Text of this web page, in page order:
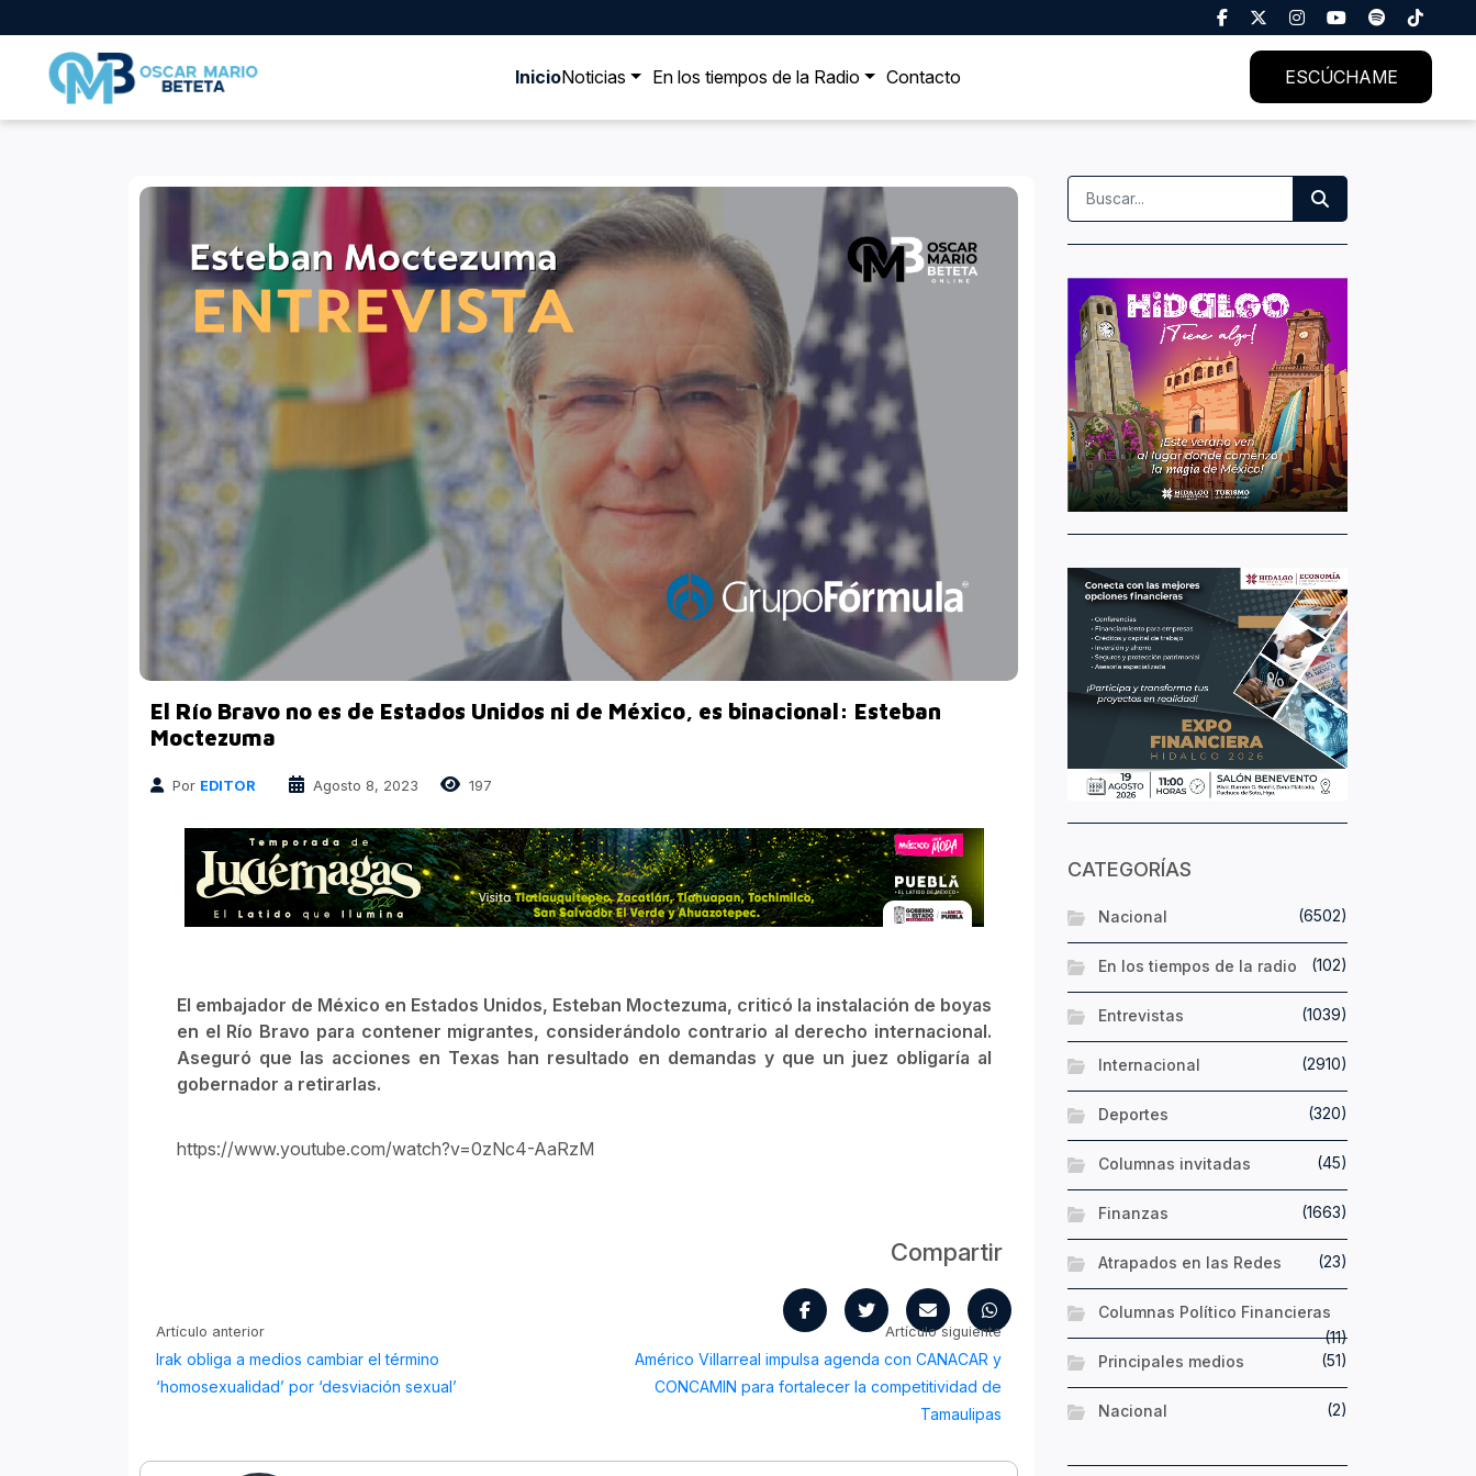
InicioNoticias En los tiempos de la Radio Contacto ESCÚCHAME
El Río Bravo no es de Estados Unidos ni de México, es binacional: Esteban
Moctezuma
Por EDITOR Agosto 8, 2023 197
El embajador de México en Estados Unidos, Esteban Moctezuma, criticó la instalación de boyas
en el Río Bravo para contener migrantes, considerándolo contrario al derecho internacional.
Aseguró que las acciones en Texas han resultado en demandas y que un juez obligaría al
gobernador a retirarlas.
https://www.youtube.com/watch?v=0zNc4-AaRzM
Compartir
Artículo anterior
Irak obliga a medios cambiar el término
‘homosexualidad’ por ‘desviación sexual’
Artículo siguiente
Américo Villarreal impulsa agenda con CANACAR y
CONCAMIN para fortalecer la competitividad de
Tamaulipas
CATEGORÍAS
Nacional (6502)
En los tiempos de la radio (102)
Entrevistas (1039)
Internacional (2910)
Deportes (320)
Columnas invitadas (45)
Finanzas (1663)
Atrapados en las Redes (23)
Columnas Político Financieras
(11)
Principales medios
(51)
Nacional (2)
Nacional
En los tiempos de la radio
Entrevistas
Internacional
Columnas invitadas
Finanzas
Atrapados en las Redes
Columnas Político Financieras
Nacional